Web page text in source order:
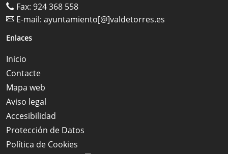
Fax: 924 368 558
E-mail: ayuntamiento[@]valdetorres.es
Enlaces
Inicio
Contacte
Mapa web
Aviso legal
Accesibilidad
Protección de Datos
Política de Cookies